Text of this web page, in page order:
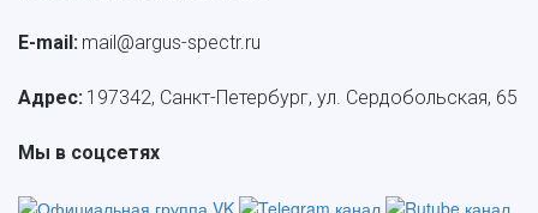
E-mail: mail@argus-spectr.ru
Адрес: 197342, Санкт-Петербург, ул. Сердобольская, 65
Мы в соцсетях